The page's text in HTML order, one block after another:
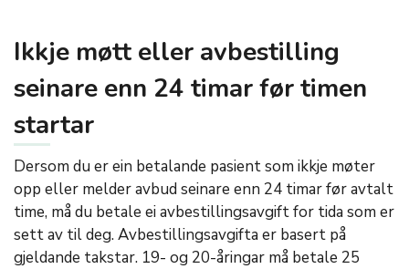
Ikkje møtt eller avbestilling
seinare enn 24 timar før timen
startar
Dersom du er ein betalande pasient som ikkje møter
opp eller melder avbud seinare enn 24 timar før avtalt
time, må du betale ei avbestillingsavgift for tida som er
sett av til deg. Avbestillingsavgifta er basert på
gjeldande takstar. 19- og 20-åringar må betale 25